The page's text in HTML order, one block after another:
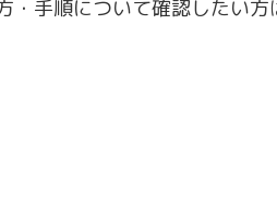
・手順について確認したい